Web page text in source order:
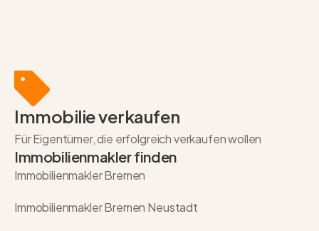
Immobilie verkaufen
Für Eigentümer, die erfolgreich verkaufen wollen
Immobilienmakler finden
Immobilienmakler Bremen
Immobilienmakler Bremen Neustadt